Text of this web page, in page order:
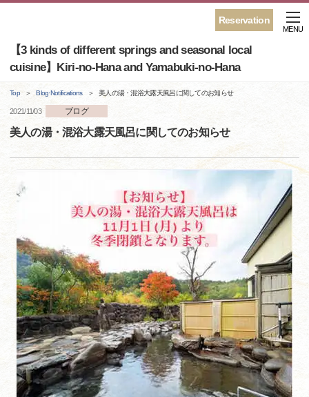
Reservation
【3 kinds of different springs and seasonal local
cuisine】Kiri-no-Hana and Yamabuki-no-Hana
MENU
Top Blog·Notifications 美人の湯・混浴大露天風呂に関してのお知らせ
2021/11/03 ブログ
美人の湯・混浴大露天風呂に関してのお知らせ